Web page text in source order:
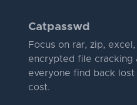
Catpasswd
Focus on rar, zip,
encrypted file cracking
everyone find back lost
cost.